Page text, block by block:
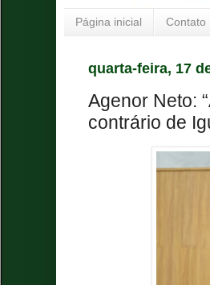
Página inicial Contato
quarta-feira, 17
Agenor Neto:
contrário de